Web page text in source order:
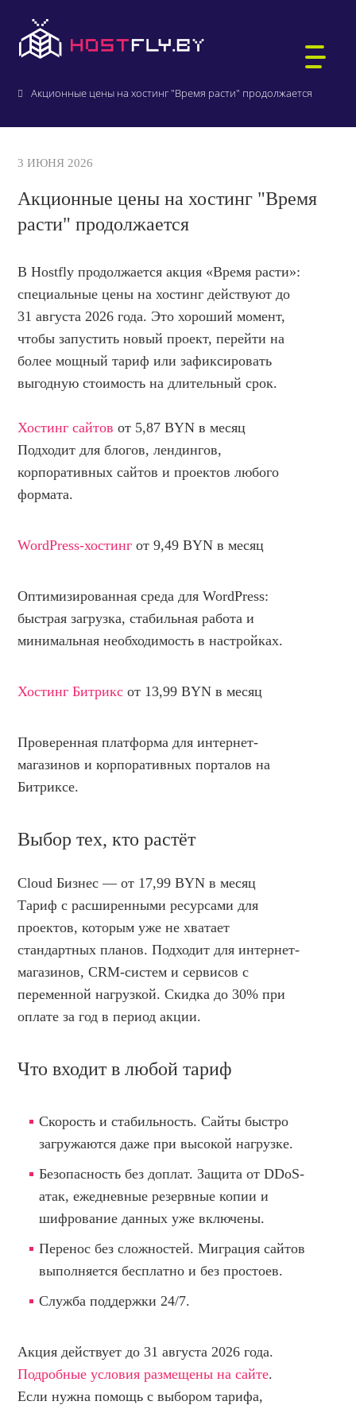
ВИРТУАЛЬНЫЕ СЕРВЕРЫ
БИТРИКС-ХОСТИНГ
1С:БУХГАЛТЕРИЯ
ВЫДЕЛЕННЫЕ СЕРВЕРЫ
ЗАЩИЩЁННЫЙ ХОСТИНГ
РЕГИСТРАЦИЯ ДОМЕНОВ
КТО МЫ
НОВОСТИ И АКЦИИ
БЛОГ
КОНТАКТЫ
ДОКУМЕНТЫ
ВЛАДЕЛЬЦАМ ХОСТИНГ-КОМПАНИЙ
Акционные цены на хостинг "Время расти" продолжается
3 ИЮНЯ 2026
Акционные цены на хостинг "Время
расти" продолжается
В Hostfly продолжается акция «Время расти»:
специальные цены на хостинг действуют до
31 августа 2026 года. Это хороший момент,
чтобы запустить новый проект, перейти на
более мощный тариф или зафиксировать
выгодную стоимость на длительный срок.
Хостинг сайтов от 5,87 BYN в месяц
Подходит для блогов, лендингов,
корпоративных сайтов и проектов любого
формата.
WordPress-хостинг от 9,49 BYN в месяц
Оптимизированная среда для WordPress:
быстрая загрузка, стабильная работа и
минимальная необходимость в настройках.
Хостинг Битрикс от 13,99 BYN в месяц
Проверенная платформа для интернет-
магазинов и корпоративных порталов на
Битриксе.
Выбор тех, кто растёт
Cloud Бизнес —от 17,99 BYN в месяц
Тариф с расширенными ресурсами для
проектов, которым уже не хватает
стандартных планов. Подходит для интернет-
магазинов, CRM-систем и сервисов с
переменной нагрузкой. Скидка до 30% при
оплате за год в период акции.
Что входит в любой тариф
Скорость и стабильность. Сайты быстро
загружаются даже при высокой нагрузке.
Безопасность без доплат. Защита от DDoS-
атак, ежедневные резервные копии и
шифрование данных уже включены.
Перенос без сложностей. Миграция сайтов
выполняется бесплатно и без простоев.
Служба поддержки 24/7.
Акция действует до 31 августа 2026 года.
Подробные условия размещены на сайте.
Если нужна помощь с выбором тарифа,